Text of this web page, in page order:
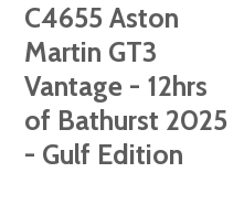
C4655 Aston
Martin GT3
Vantage - 12hrs
of Bathurst 2025
- Gulf Edition